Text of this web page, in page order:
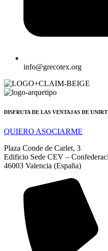
info@grecotex.org
DISFRUTA DE LAS VENTAJAS DE
QUIERO ASOCIARME
Plaza Conde de Carlet, 3
Edificio Sede CEV –
46003 Valencia (España)